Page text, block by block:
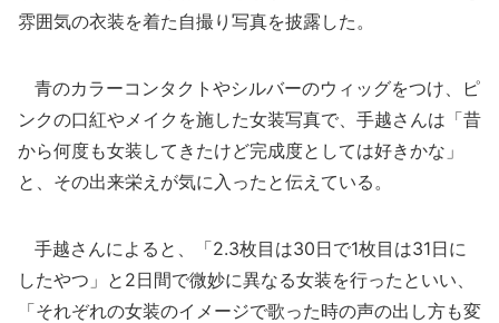
雰囲気の衣装を着た自撮り写真を披露した。
青のカラーコンタクトやシルバーのウィッグをつけ、ピ
ンクの口紅やメイクを施した女装写真で、手越さんは「昔
から何度も女装してきたけど完成度としては好きかな」
と、その出来栄えが気に入ったと伝えている。
手越さんによると、「2.3枚目は30日で1枚目は31日に
したやつ」と2日間で微妙に異なる女装を行ったといい、
「それぞれの女装のイメージで歌った時の声の出し方も変